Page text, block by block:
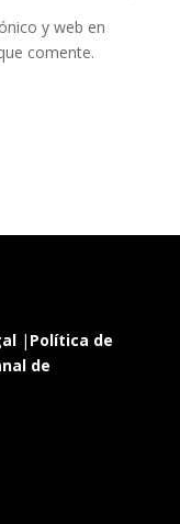
y web en
comente.
| Política de
de